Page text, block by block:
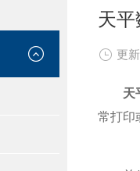
天
更
天
常打印